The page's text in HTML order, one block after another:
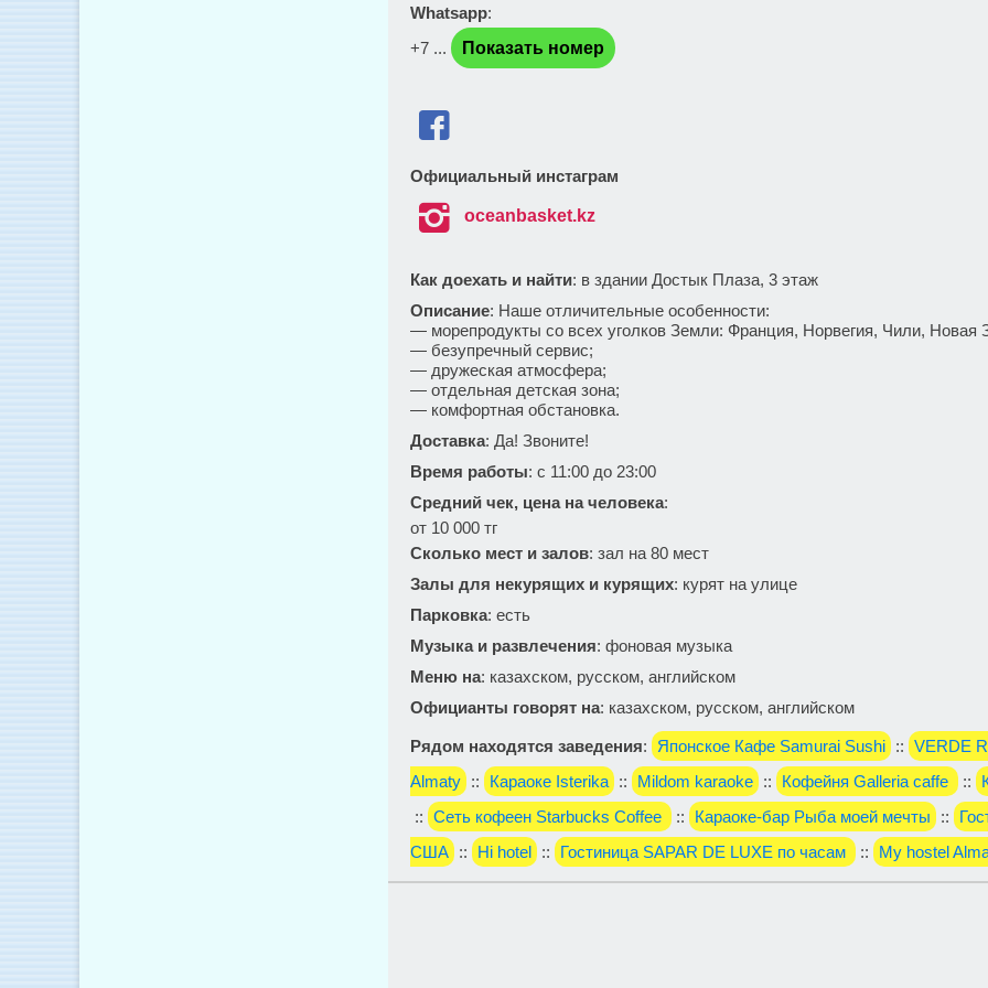
Whatsapp:
+7 ...
Показать номер

Официальный инстаграм
 oceanbasket.kz
Как доехать и найти: в здании Достык Плаза, 3 этаж
Описание: Наше отличительные особенности:
— морепродукты со всех уголков Земли: Франция, Норвегия, Чили, Новая
— безупречный сервис;
— дружеская атмосфера;
— отдельная детская зона;
— комфортная обстановка.
Доставка: Да! Звоните!
Время работы: с 11:00 до 23:00
Средний чек, цена на человека:
от 10 000 тг
Сколько мест и залов: зал на 80 мест
Залы для некурящих и курящих: курят на улице
Парковка: есть
Музыка и развлечения: фоновая музыка
Меню на: казахском, русском, английском
Официанты говорят на: казахском, русском, английском
Рядом находятся заведения: Японское Кафе Samurai Sushi :: VERDE
Almaty :: Караоке Isterika :: Mildom karaoke :: Кофейня Galleria caffe ::
:: Сеть кофеен Starbucks Coffee :: Караоке-бар Рыба моей мечты ::
США :: Hi hotel :: Гостиница SAPAR DE LUXE по часам :: My hostel